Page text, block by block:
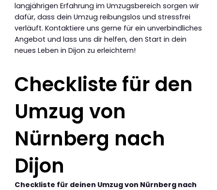
langjährigen Erfahrung im Umzugsbereich sorgen wir
dafür, dass dein Umzug reibungslos und stressfrei
verläuft. Kontaktiere uns gerne für ein unverbindliches
Angebot und lass uns dir helfen, den Start in dein
neues Leben in Dijon zu erleichtern!
Checkliste für den
Umzug von
Nürnberg nach
Dijon
Checkliste für deinen Umzug von Nürnberg nach